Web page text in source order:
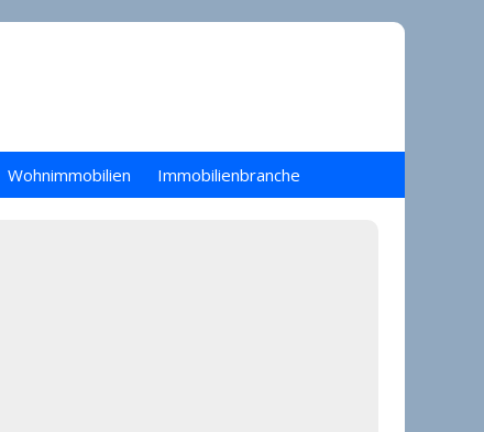
Wohnimmobilien Immobilienbranche